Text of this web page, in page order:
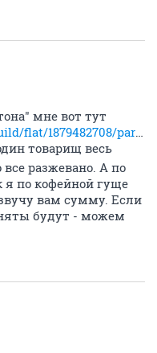
мне вот тут
flat/1879482708/part/2?
товарищ весь
разжевано. А по
я по кофейной гуще
вам сумму. Если
будут - можем